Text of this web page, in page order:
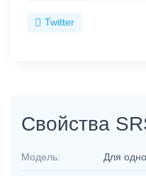
Twitter
Свойства
Модель: Для